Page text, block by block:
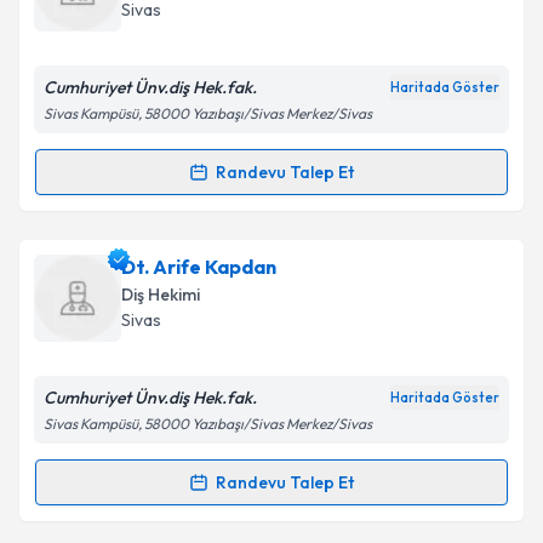
Kişisel verilerimin işlenmesine ilişkin
Metni'ni okudum ve kişisel verilerimin belirtilen
Takvim Talebini Gönder
Sivas
Cumhuriyet Ünv.diş Hek.fak. Haritada Göster
Sivas Kampüsü, 58000 Yazıbaşı/Sivas Merkez/Sivas
Randevu Talep Et
Randevu Takvimi Talebi
Dt. Alper Kapdaniçin randevu takvimi talebi
oluşturun. Size bu uzmandan randevu almanız için bir
takvim hazırlandığında e-posta ile bilgilendireceğiz.
Kişisel verilerimin işlenmesine ilişkin
Metni'ni okudum ve kişisel verilerimin belirtilen
Dt. Arife Kapdan
Diş Hekimi
Sivas
Cumhuriyet Ünv.diş Hek.fak. Haritada Göster
Sivas Kampüsü, 58000 Yazıbaşı/Sivas Merkez/Sivas
Randevu Talep Et
Randevu Takvimi Talebi